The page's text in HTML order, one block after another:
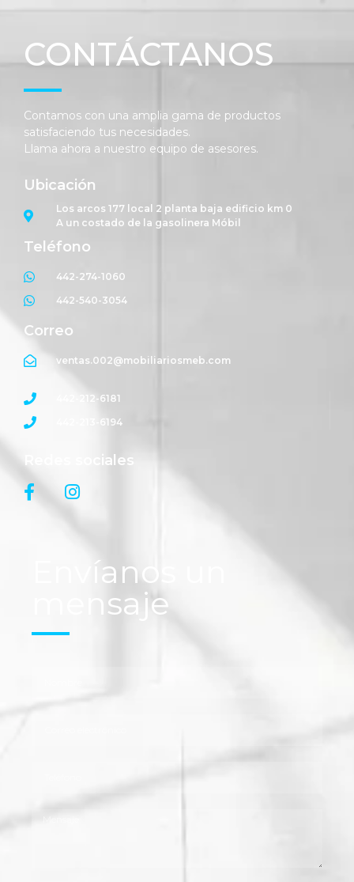
CONTÁCTANOS
Contamos con una amplia gama de productos
satisfaciendo tus necesidades.
Llama ahora a nuestro equipo de asesores.
Ubicación
Los arcos 177 local 2 planta baja edificio km 0
A un costado de la gasolinera Móbil
Teléfono
442-274-1060
442-540-3054
Correo
ventas.002@mobiliariosmeb.com
442-212-6181
442-213-6194
Redes sociales
Envíanos un
mensaje